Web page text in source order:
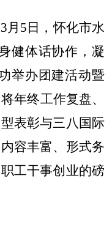
3月5日，怀化市水
健体话协作，凝
举办团建活动暨
年终工作复盘、
表彰与三八国际
容丰富、形式务
工干事创业的磅